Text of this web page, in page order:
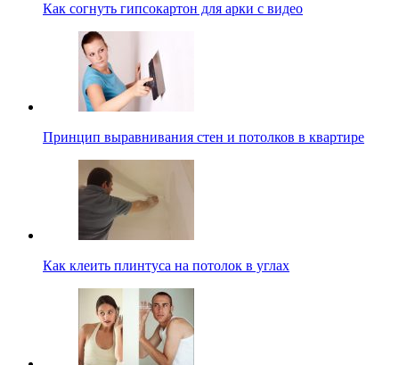
Как согнуть гипсокартон для арки с видео
Принцип выравнивания стен и потолков в квартире
Как клеить плинтуса на потолок в углах